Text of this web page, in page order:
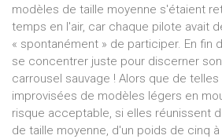
modèles de taille moyenne s'étaient
temps en l'air, car chaque pilote avait
« spontanément » de participer. En fin
se concentrer juste pour discerner
carrousel sauvage ! Alors que de
improvisées de modèles légers en
risque acceptable, si elles réunissent
de taille moyenne, d'un poids de cinq à